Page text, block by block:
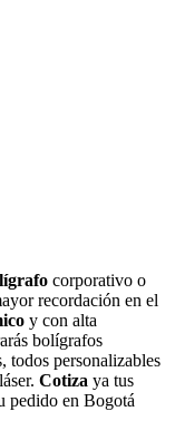
corporativo o
recordación en el
y con alta
bolígrafos
todos personalizables
Cotiza ya tus
pedido en Bogotá